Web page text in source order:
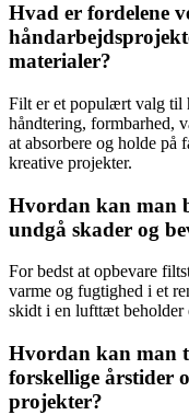
Hvad er fordelene
materialer?
Filt er et populært valg til
håndtering, formbarhed,
at absorbere og holde på
kreative projekter.
Hvordan kan man
undgå skader og
For bedst at opbevare
varme og fugtighed i et
skidt i en lufttæt beholder
Hvordan kan man
forskellige årstider
projekter?